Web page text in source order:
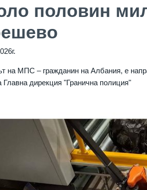
половин
на МПС – гражданин на Албания, е
Главна дирекция "Гранична полиция"